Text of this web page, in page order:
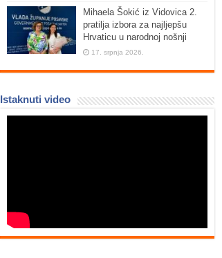
Mihaela Šokić iz Vidovica 2.
pratilja izbora za najljepšu
Hrvaticu u narodnoj nošnji
17. srpnja 2026.
Istaknuti video